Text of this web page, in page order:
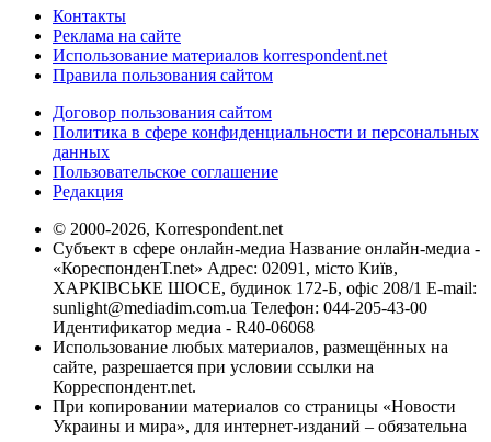
Контакты
Реклама на сайте
Использование материалов korrespondent.net
Правила пользования сайтом
Договор пользования сайтом
Политика в сфере конфиденциальности и персональных
данных
Пользовательское соглашение
Редакция
© 2000-2026, Korrespondent.net
Субъект в сфере онлайн-медиа Название онлайн-медиа -
«КореспонденТ.net» Адрес: 02091, місто Київ,
ХАРКІВСЬКЕ ШОСЕ, будинок 172-Б, офіс 208/1 E-mail:
sunlight@mediadim.com.ua Телефон: 044-205-43-00
Идентификатор медиа - R40-06068
Использование любых материалов, размещённых на
сайте, разрешается при условии ссылки на
Корреспондент.net.
При копировании материалов со страницы «Новости
Украины и мира», для интернет-изданий – обязательна